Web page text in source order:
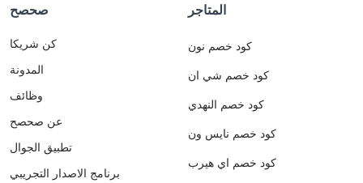
صحصح
كن شريكا
المدونة
وظائف
عن صحصح
تطبيق الجوال
برنامج الاصدار التجريبي
المتاجر
كود خصم نون
كود خصم شي ان
كود خصم النهدي
كود خصم نايس ون
كود خصم اي هيرب